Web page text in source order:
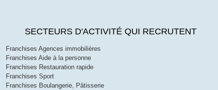
SECTEURS D'ACTIVITÉ QUI RECRUTENT
Franchises Agences immobilières
Franchises Aide à la personne
Franchises Restauration rapide
Franchises Sport
Franchises Boulangerie, Pâtisserie